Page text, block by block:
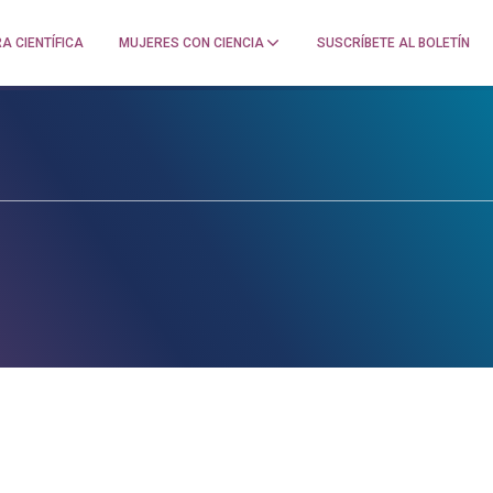
CIENTÍFICA MUJERES CON CIENCIA SUSCRÍBETE AL BOLETÍN